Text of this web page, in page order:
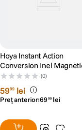
Hoya Instant Action
Conversion Inel
Montare Filtru Foto 58mm
(0)
5999 lei
Preț anterior:69 99 lei